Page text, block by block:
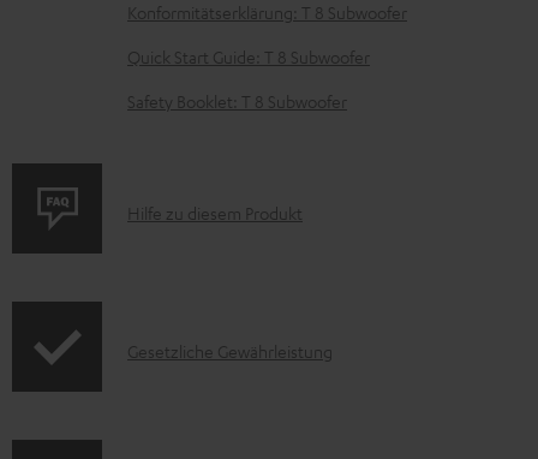
e
r
u
e
d
Konformitätserklärung: T 8 Subwoofer
Quick Start Guide: T 8 Subwoofer
Safety Booklet: T 8 Subwoofer
P
u
Hilfe zu diesem Produkt
IGesetzliche Gewährleistung